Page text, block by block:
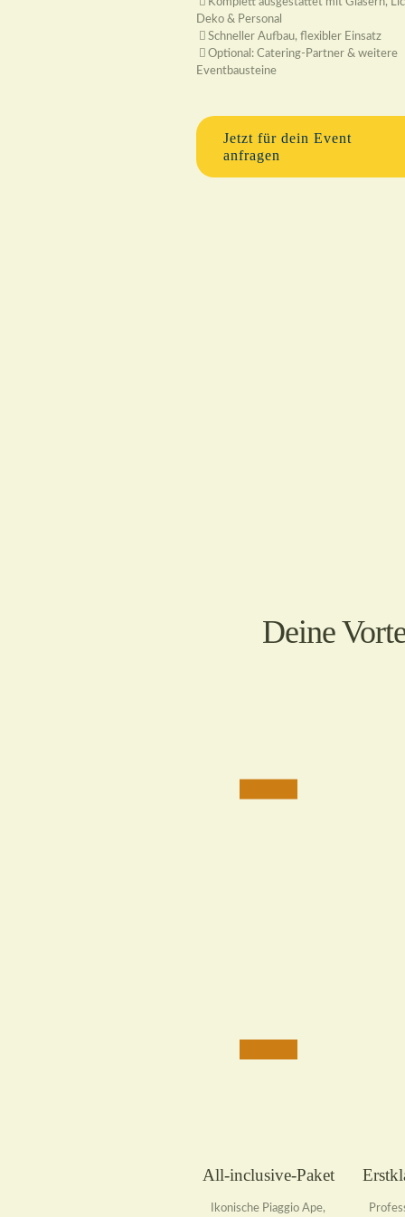
Deko & Personal
Schneller Aufbau, flexibler Einsatz
Optional: Catering-Partner & weitere
Eventbausteine
Jetzt für dein Event
anfragen
Deine
All-inclusive-Paket
Ikonische Piaggio Ape,